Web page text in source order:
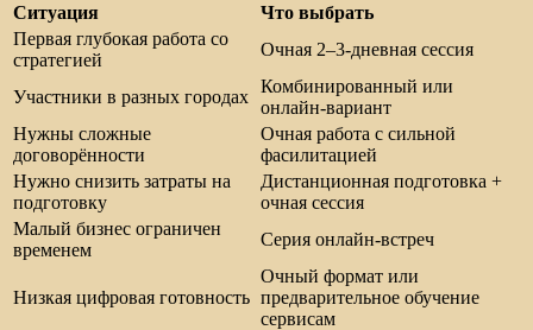
Ситуация
Что выбрать
Первая глубокая работа со
стратегией
Очная 2–3-дневная сессия
Участники в разных городах
Комбинированный или
онлайн-вариант
Нужны сложные
договорённости
Очная работа с сильной
фасилитацией
Нужно снизить затраты на
подготовку
Дистанционная подготовка +
очная сессия
Малый бизнес ограничен
временем
Серия онлайн-встреч
Низкая цифровая готовность
Очный формат или
предварительное обучение
сервисам